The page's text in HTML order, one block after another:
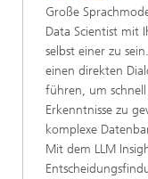
Große
Data Scientist mit
selbst einer zu
einen direkten
führen, um
Erkenntnisse zu
komplexe
Mit dem LLM